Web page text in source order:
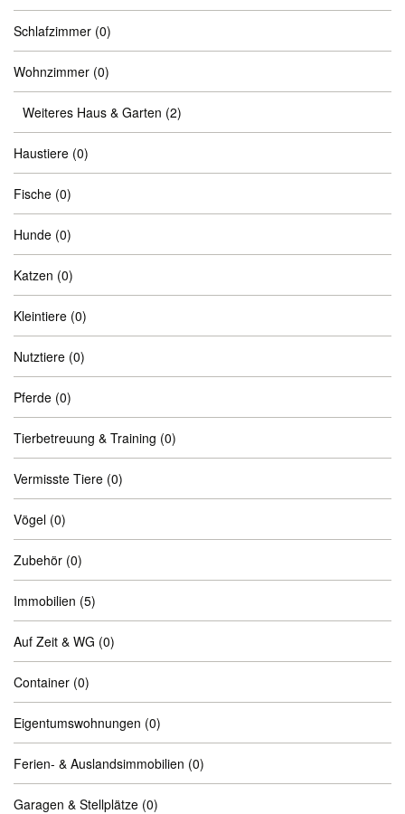
Schlafzimmer (0)
Wohnzimmer (0)
Weiteres Haus & Garten (2)
Haustiere (0)
Fische (0)
Hunde (0)
Katzen (0)
Kleintiere (0)
Nutztiere (0)
Pferde (0)
Tierbetreuung & Training (0)
Vermisste Tiere (0)
Vögel (0)
Zubehör (0)
Immobilien (5)
Auf Zeit & WG (0)
Container (0)
Eigentumswohnungen (0)
Ferien- & Auslandsimmobilien (0)
Garagen & Stellplätze (0)